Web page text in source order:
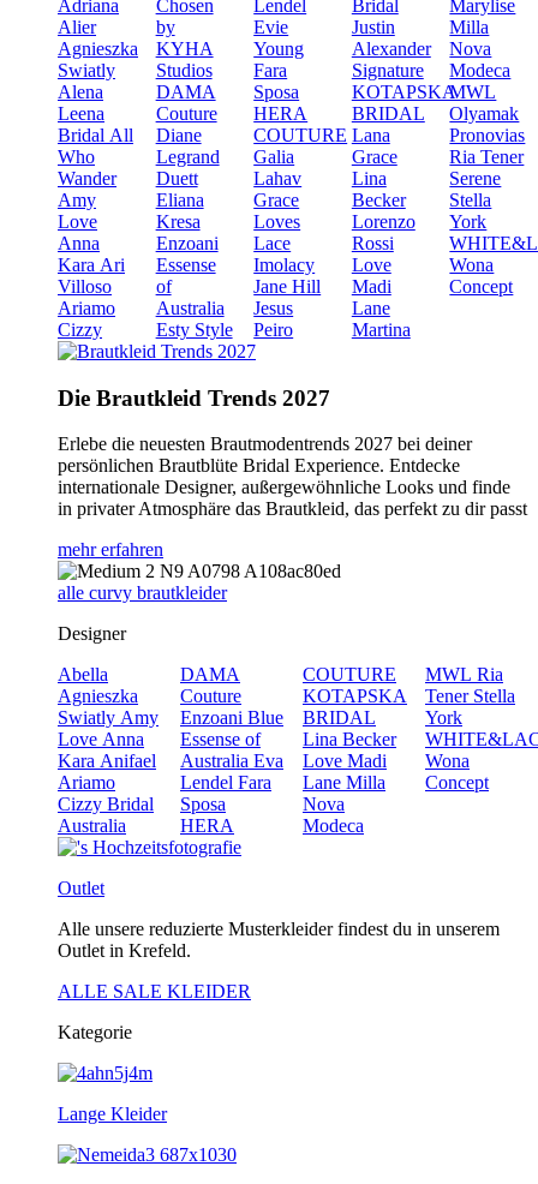
Adriana
Alier
Agnieszka
Swiatly
Alena
Leena
Bridal All
Who
Wander
Amy
Love
Anna
Kara Ari
Villoso
Ariamo
Cizzy
Chosen
by
KYHA
Studios
DAMA
Couture
Diane
Legrand
Duett
Eliana
Kresa
Enzoani
Essense
of
Australia
Esty Style
Lendel
Evie
Young
Fara
Sposa
HERA
COUTURE
Galia
Lahav
Grace
Loves
Lace
Imolacy
Jane Hill
Jesus
Peiro
Bridal
Justin
Alexander
Signature
KOTAPSKA
BRIDAL
Lana
Grace
Lina
Becker
Lorenzo
Rossi
Love
Madi
Lane
Martina
Marylise
Milla
Nova
Modeca
MWL
Olyamak
Pronovias
Ria Tener
Serene
Stella
York
Wona
Concept
Die Brautkleid Trends 2027
Erlebe die neuesten Brautmodentrends 2027 bei deiner
persönlichen Brautblüte Bridal Experience. Entdecke
internationale Designer, außergewöhnliche Looks und finde
in privater Atmosphäre das Brautkleid, das perfekt zu dir passt
mehr erfahren
alle curvy brautkleider
Designer
Abella
Agnieszka
Swiatly Amy
Love Anna
Kara Anifael
Ariamo
Cizzy Bridal
Australia
DAMA
Couture
Enzoani Blue
Essense of
Australia Eva
Lendel Fara
Sposa
HERA
COUTURE
KOTAPSKA
BRIDAL
Lina Becker
Love Madi
Lane Milla
Nova
Modeca
MWL Ria
Tener Stella
York
Wona
Concept
Outlet
Alle unsere reduzierte Musterkleider findest du in unserem
Outlet in Krefeld.
ALLE SALE KLEIDER
Kategorie
Lange Kleider